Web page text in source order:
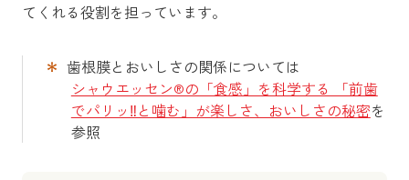
てくれる役割を担っています。
＊ 歯根膜とおいしさの関係については
シャウエッセン®の「食感」を科学する 「前歯
でパリッ‼と噛む」が楽しさ、おいしさの秘密を
参照